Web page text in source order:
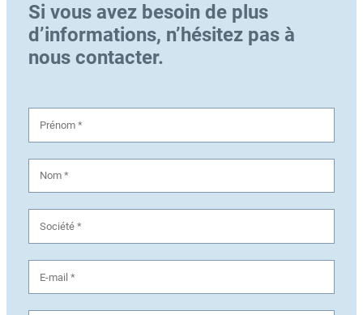
Si vous avez besoin de plus
d’informations, n’hésitez pas à
nous contacter.